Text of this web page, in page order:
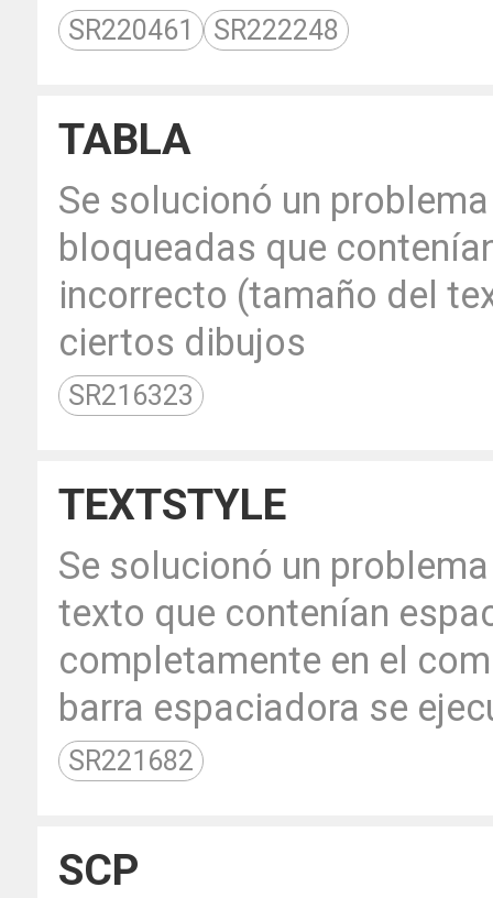
SR220461 SR222248
TABLA
Se solucionó un
bloqueadas que
incorrecto (tamaño del
ciertos dibujos
SR216323
TEXTSTYLE
Se solucionó un
texto que contenían
completamente en el
barra espaciadora se
SR221682
SCP